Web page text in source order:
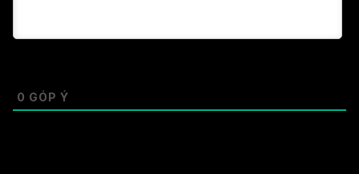
0 GÓP Ý